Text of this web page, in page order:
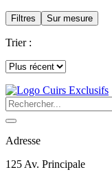
Filtres Sur mesure
Trier :
Adresse
125 Av. Principale